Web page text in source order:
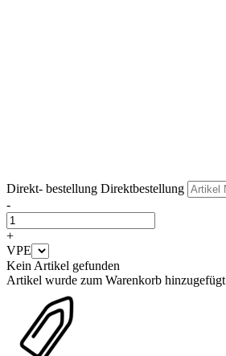
Direkt- bestellung Direktbestellung
-
+
VPE
Kein Artikel gefunden
Artikel wurde zum Warenkorb hinzugefügt